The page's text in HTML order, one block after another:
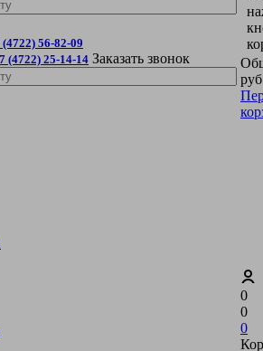
(4722) 56-82-09
(4722) 25-14-14 Заказать звонок
0
0
0